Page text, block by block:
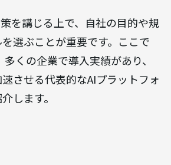
を講じる上で、自社の目的や規
選ぶことが重要です。ここで
くの企業で導入実績があり、
させる代表的なAIプラットフォ
します。